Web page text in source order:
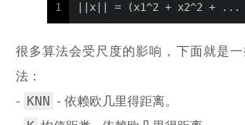
1 ||x|| = (x1^2 + x2^2 + ...
很多算法会受尺度的影响，下面就是
法：
-
KNN
- 依赖欧几里得距离。